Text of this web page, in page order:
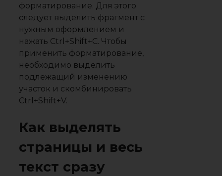
форматирование. Для этого
следует выделить фрагмент с
нужным оформлением и
нажать Ctrl+Shift+C. Чтобы
применить форматирование,
необходимо выделить
подлежащий изменению
участок и скомбинировать
Ctrl+Shift+V.
Как выделять
страницы и весь
текст сразу